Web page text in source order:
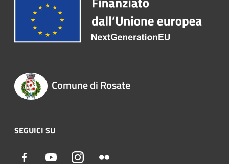
Comune di Rosate
SEGUICI SU
Facebook YoutubeInstagram